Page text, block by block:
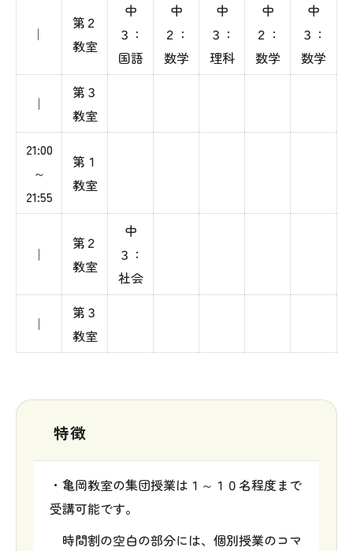
｜
第２
教室
中
３：
国語
中
２：
数学
中
３：
理科
中
２：
数学
中
３：
数学
｜
第３
教室
21:00
～
21:55
第１
教室
｜
第２
教室
中
３：
社会
｜
第３
教室
特徴
・亀岡教室の集団授業は１～１０名程度まで
受講可能です。
時間割の空白の部分には、個別授業のコマ